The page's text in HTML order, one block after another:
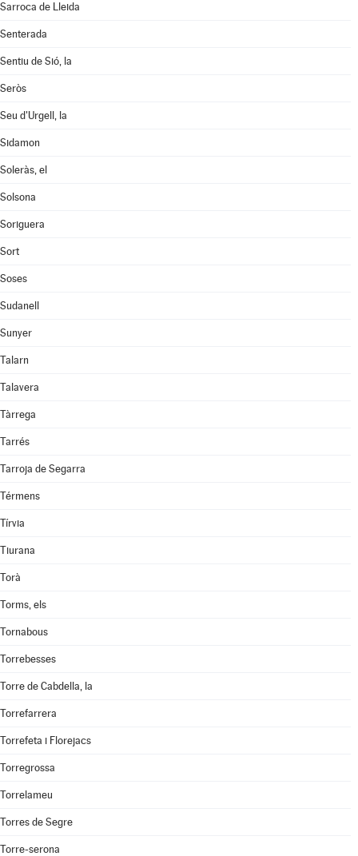
Sarroca de Lleida
Senterada
Sentiu de Sió, la
Seròs
Seu d'Urgell, la
Sidamon
Soleràs, el
Solsona
Soriguera
Sort
Soses
Sudanell
Sunyer
Talarn
Talavera
Tàrrega
Tarrés
Tarroja de Segarra
Térmens
Tírvia
Tiurana
Torà
Torms, els
Tornabous
Torrebesses
Torre de Cabdella, la
Torrefarrera
Torrefeta i Florejacs
Torregrossa
Torrelameu
Torres de Segre
Torre-serona